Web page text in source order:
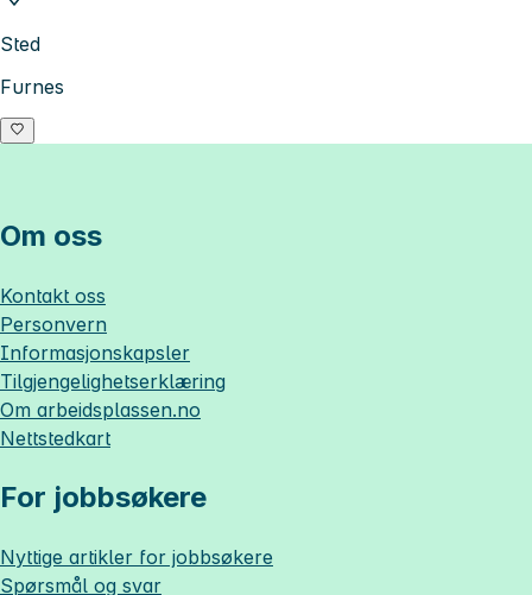
Sted
Furnes
Om oss
Kontakt oss
Personvern
Informasjonskapsler
Tilgjengelighetserklæring
Om arbeidsplassen.no
Nettstedkart
For jobbsøkere
Nyttige artikler for jobbsøkere
Spørsmål og svar